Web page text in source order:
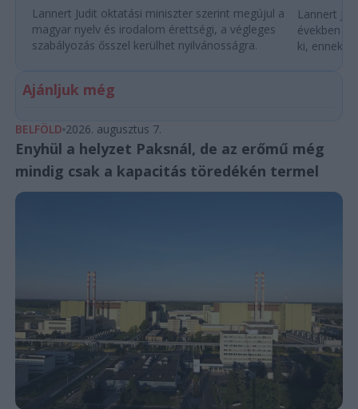
Lannert Judit oktatási miniszter szerint megújul a
magyar nyelv és irodalom érettségi, a végleges
szabályozás ősszel kerülhet nyilvánosságra.
Lannert
években
ki, ennek
Ajánljuk még
BELFÖLD 2026. augusztus 7.
Enyhül a helyzet Paksnál, de az erőmű még
mindig csak a kapacitás töredékén termel